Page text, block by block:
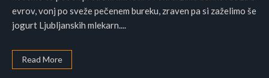
evrov, vonj po sveže pečenem bureku, zraven pa si zaželimo še
jogurt Ljubljanskih mlekarn....
Read More